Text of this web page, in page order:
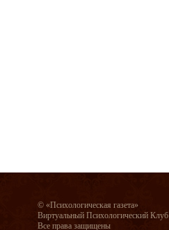
© «Психологическая газета»
Виртуальный Психологический Клуб
Все права защищены